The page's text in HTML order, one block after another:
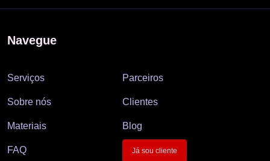
Navegue
Serviços Parceiros
Sobre nós Clientes
Materiais Blog
FAQ Já sou cliente